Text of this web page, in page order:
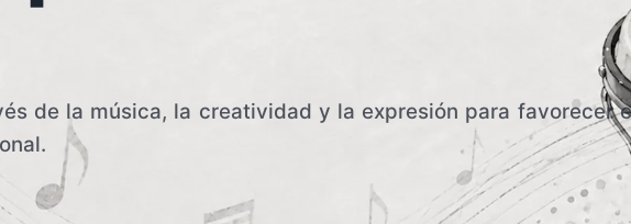
de la música, la creatividad y la expresión para favorecer